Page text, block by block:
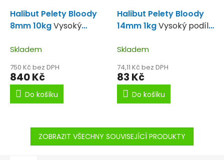
Halibut Pelety Bloody
8mm 10kgVysoký
Skladem
750 Kč bez DPH
840 Kč
Do košíku
Halibut Pelety Bloody
14mm 1kgVysoký podíl
Skladem
74,11 Kč bez DPH
83 Kč
Do košíku
ZOBRAZIT VŠECHNY SOUVISEJÍCÍ PRODUKTY